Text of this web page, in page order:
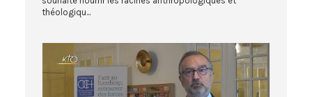
théologiqu...